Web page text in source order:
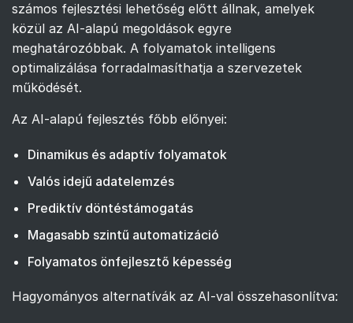
számos fejlesztési lehetőség előtt állnak, amelyek
közül az AI-alapú megoldások egyre
meghatározóbbak. A folyamatok intelligens
optimalizálása forradalmasíthatja a szervezetek
működését.
Az AI-alapú fejlesztés főbb előnyei:
Dinamikus és adaptív folyamatok
Valós idejű adatelemzés
Prediktív döntéstámogatás
Magasabb szintű automatizáció
Folyamatos önfejlesztő képesség
Hagyományos alternatívák az AI-val összehasonlítva: